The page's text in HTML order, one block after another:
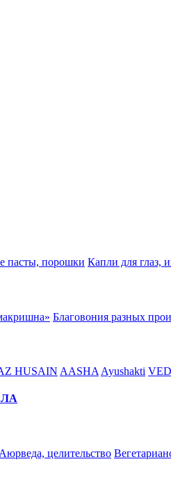
пасты, порошки Капли для глаз,
Благовония разных
HUSAIN AASHA Ayushakti
Аюрведа, целительство